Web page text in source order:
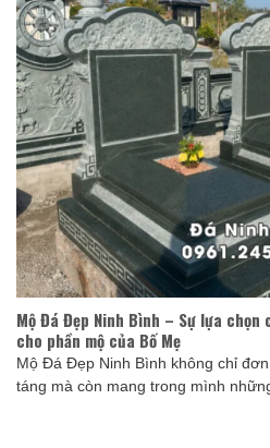
Mộ Đá Đẹp Ninh Bình – Sự lựa
cho phần mộ của Bố Mẹ
Mộ Đá Đẹp Ninh Bình không chỉ
táng mà còn mang trong mình